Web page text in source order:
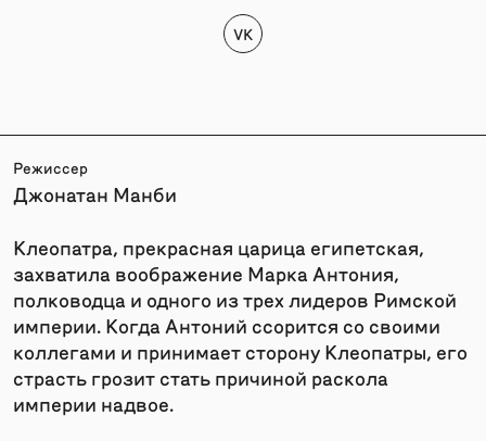
VK
Режиссер
Джонатан Манби
Клеопатра, прекрасная царица египетская,
захватила воображение Марка Антония,
полководца и одного из трех лидеров Римской
империи. Когда Антоний ссорится со своими
коллегами и принимает сторону Клеопатры, его
страсть грозит стать причиной раскола
империи надвое.